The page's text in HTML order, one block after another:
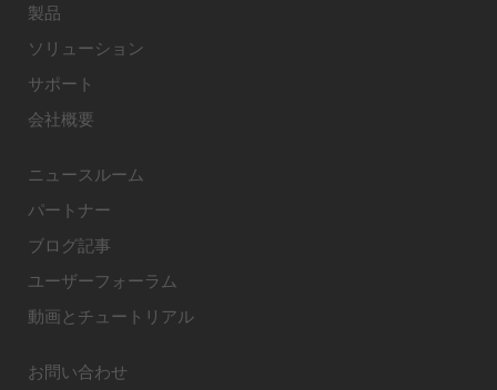
製品
ソリューション
サポート
会社概要
ニュースルーム
パートナー
ブログ記事
ユーザーフォーラム
動画とチュートリアル
お問い合わせ